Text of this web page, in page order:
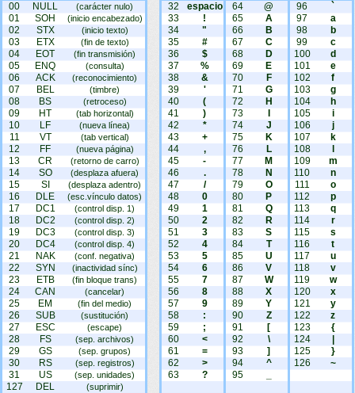
00 NULL (carácter nulo)
01 SOH (inicio encabezado)
02 STX (inicio texto)
03 ETX (fin de texto)
04 EOT (fin transmisión)
05 ENQ (consulta)
06 ACK (reconocimiento)
07 BEL (timbre)
08 BS (retroceso)
09 HT (tab horizontal)
10 LF (nueva línea)
11 VT (tab vertical)
12 FF (nueva página)
13 CR (retorno de carro)
14 SO (desplaza afuera)
15 SI (desplaza adentro)
16 DLE (esc.vínculo datos)
17 DC1 (control disp. 1)
18 DC2 (control disp. 2)
19 DC3 (control disp. 3)
20 DC4 (control disp. 4)
21 NAK (conf. negativa)
22 SYN (inactividad sínc)
23 ETB (fin bloque trans)
24 CAN (cancelar)
25 EM (fin del medio)
26 SUB (sustitución)
27 ESC (escape)
28 FS (sep. archivos)
29 GS (sep. grupos)
30 RS (sep. registros)
31 US (sep. unidades)
127 DEL (suprimir)
32
espacio
33
!
34
"
35
#
36
$
37
%
38
&
39
'
40
(
41
)
42
*
43
+
44
,
45
-
46
.
47
/
48
0
49
1
50
2
51
3
52
4
53
5
54
6
55
7
56
8
57
9
58
:
59
;
60
<
61
=
62
>
63
?
64
@
65
A
66
B
67
C
68
D
69
E
70
F
71
G
72
H
73
74
J
75
K
76
L
77
M
78
N
79
O
80
P
81
Q
82
R
83
S
84
T
85
U
86
V
87
W
88
X
89
Y
90
Z
91
[
92
\
93
]
94
^
95
96
`
97
a
98
b
99
c
100
d
101
e
102
f
103
g
104
h
105
i
106
j
107
k
108
109
m
110
n
111
o
112
p
113
q
114
r
115
s
116
t
117
u
118
v
119
w
120
x
121
y
122
z
123
{
124
125
}
126
~